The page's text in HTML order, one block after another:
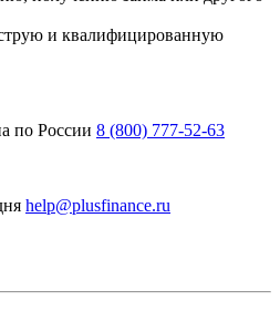
и квалифицированную
по России 8 (800) 777-52-63
help@plusfinance.ru